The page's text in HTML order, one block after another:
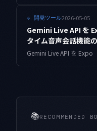
⟐ 開発ツール2026-05-05
Gemini Live API を
タイム音声会話機能
📚RECOMMENDED